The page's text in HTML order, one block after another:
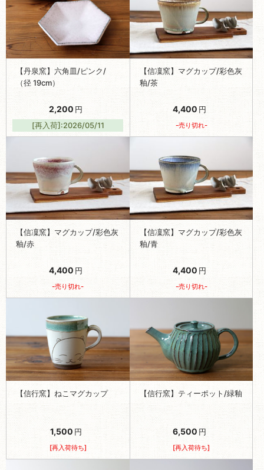
【丹泉窯】六角皿/ピンク/
（径 19cm）
2,200 円
[再入荷]:2026/05/11
【信凜窯】マグカップ/彩色灰
釉/茶
4,400 円
-売り切れ-
【信凜窯】マグカップ/彩色灰
釉/赤
4,400 円
-売り切れ-
【信凜窯】マグカップ/彩色灰
釉/青
4,400 円
-売り切れ-
【信行窯】ねこマグカップ
1,500 円
[再入荷待ち]
【信行窯】ティーポット/緑釉
6,500 円
[再入荷待ち]